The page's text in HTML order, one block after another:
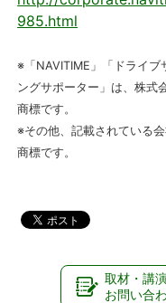
985.html
※「NAVITIME」「ドライブ
ングサポーター」は、株式
商標です。
※その他、記載されている
商標です。
取材・講
お問い合